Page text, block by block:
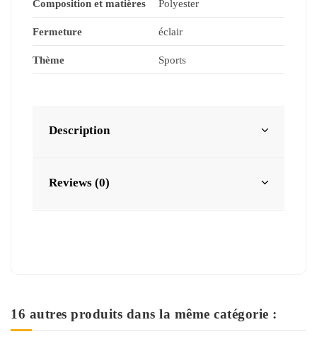
Composition et matières Polyester
Fermeture éclair
Thème Sports
Description
Reviews (0)
16 autres produits dans la même catégorie :